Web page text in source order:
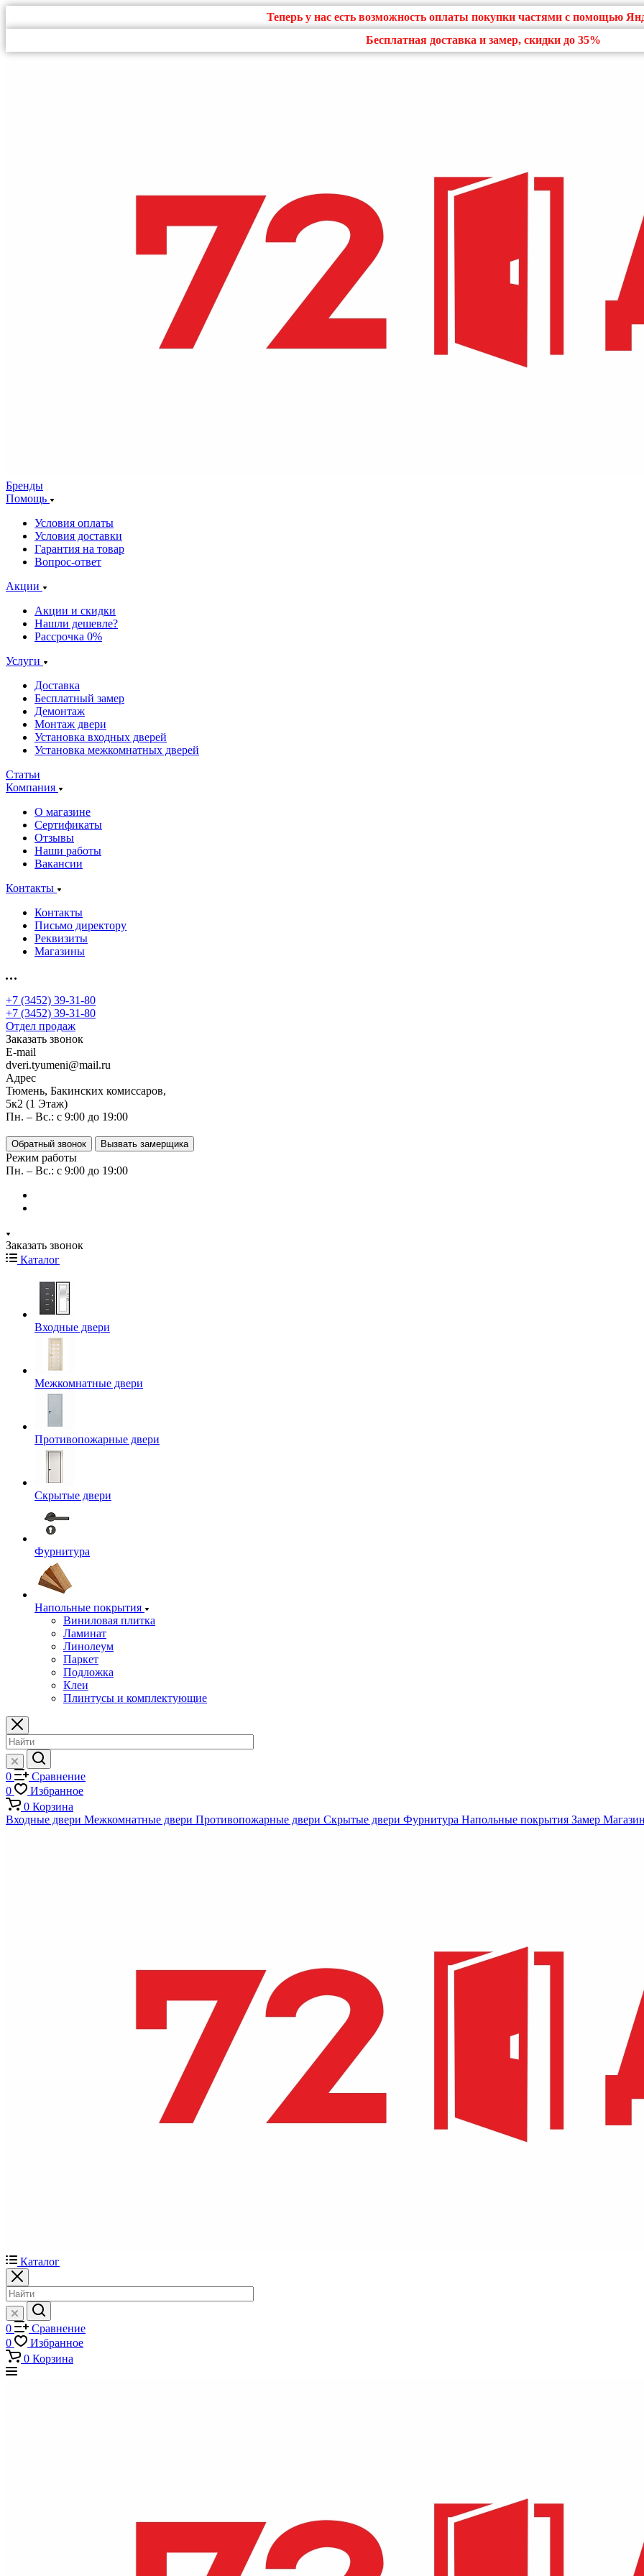
Теперь у нас есть возможность оплаты покупки частями с помощью
Бесплатная доставка и замер, скидки до 35%
Бренды
Помощь
Условия оплаты
Условия доставки
Гарантия на товар
Вопрос-ответ
Акции
Акции и скидки
Нашли дешевле?
Рассрочка 0%
Услуги
Доставка
Бесплатный замер
Демонтаж
Монтаж двери
Установка входных дверей
Установка межкомнатных дверей
Статьи
Компания
О магазине
Сертификаты
Отзывы
Наши работы
Вакансии
Контакты
Контакты
Письмо директору
Реквизиты
Магазины
+7 (3452) 39-31-80
+7 (3452) 39-31-80
Отдел продаж
Заказать звонок
E-mail
dveri.tyumeni@mail.ru
Адрес
Тюмень, Бакинских комиссаров,
5к2 (1 Этаж)
Пн. – Вс.: с 9:00 до 19:00
Обратный звонок Вызвать замерщика
Режим работы
Пн. – Вс.: с 9:00 до 19:00
Заказать звонок
Каталог
Входные двери
Межкомнатные двери
Противопожарные двери
Скрытые двери
Фурнитура
Напольные покрытия
Виниловая плитка
Ламинат
Линолеум
Паркет
Подложка
Клеи
Плинтусы и комплектующие
0
Сравнение
0
Избранное
0 Корзина
Входные двери Межкомнатные двери Противопожарные двери Скрытые двери Фурнитура Напольные покрытия Замер
Каталог
0
Сравнение
0
Избранное
0 Корзина